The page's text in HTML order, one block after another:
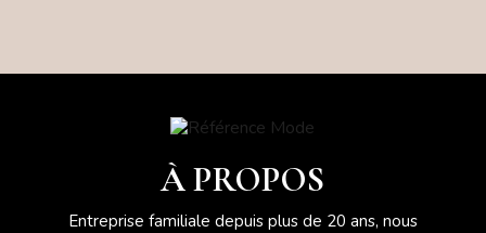
À PROPOS
Entreprise familiale depuis plus de 20 ans, nous